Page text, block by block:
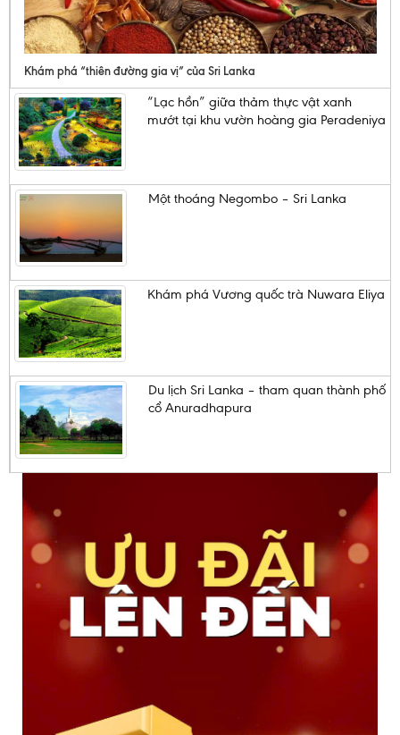
Khám phá “thiên đường gia vị” của Sri Lanka
“Lạc hồn” giữa thảm thực vật xanh
mướt tại khu vườn hoàng gia Peradeniya
Một thoáng Negombo – Sri Lanka
Khám phá Vương quốc trà Nuwara Eliya
Du lịch Sri Lanka – tham quan thành phố
cổ Anuradhapura